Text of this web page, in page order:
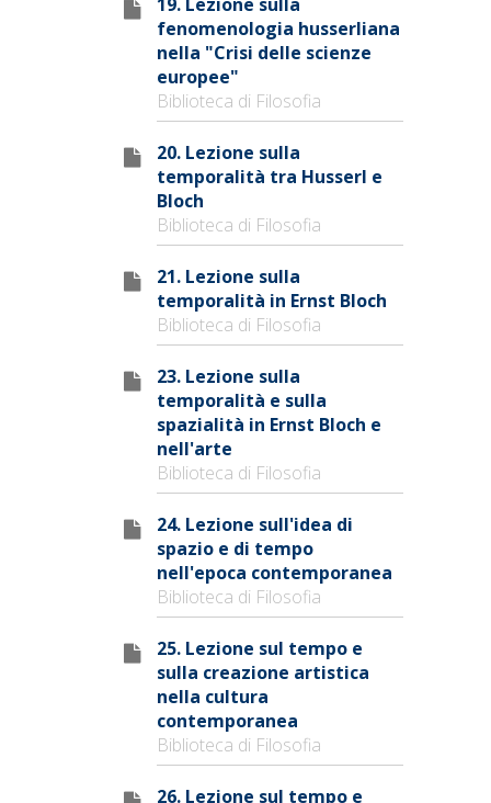
fenomenologia husserliana
nella "Crisi delle scienze
europee"
Biblioteca di Filosofia
20. Lezione sulla
temporalità tra Husserl e
Bloch
Biblioteca di Filosofia
21. Lezione sulla
temporalità in Ernst Bloch
Biblioteca di Filosofia
23. Lezione sulla
temporalità e sulla
spazialità in Ernst Bloch e
nell'arte
Biblioteca di Filosofia
24. Lezione sull'idea di
spazio e di tempo
nell'epoca contemporanea
Biblioteca di Filosofia
25. Lezione sul tempo e
sulla creazione artistica
nella cultura
contemporanea
Biblioteca di Filosofia
26. Lezione sul tempo e